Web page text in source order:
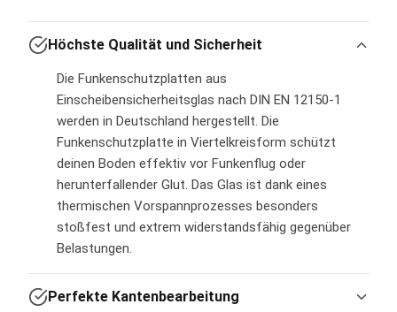
Höchste Qualität und Sicherheit
Die Funkenschutzplatten aus
Einscheibensicherheitsglas nach DIN EN 12150-1
werden in Deutschland hergestellt. Die
Funkenschutzplatte in Viertelkreisform schützt
deinen Boden effektiv vor Funkenflug oder
herunterfallender Glut. Das Glas ist dank eines
thermischen Vorspannprozesses besonders
stoßfest und extrem widerstandsfähig gegenüber
Belastungen.
Perfekte Kantenbearbeitung